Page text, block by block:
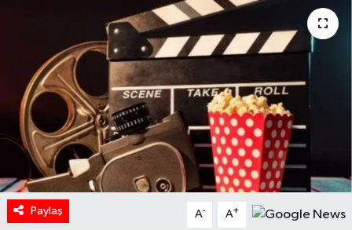
Paylaş A- A+
BİLİM VE TEKNOLOJİ
EĞİTİM
GENEL
Güncel
HABERDE İNSAN
İlginç
Son Dakika Haberleri
Haber Arşivi